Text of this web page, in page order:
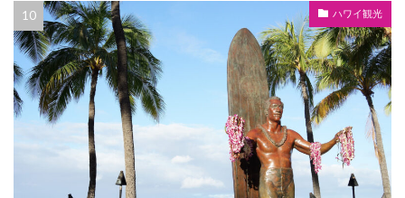
ハワイ観光